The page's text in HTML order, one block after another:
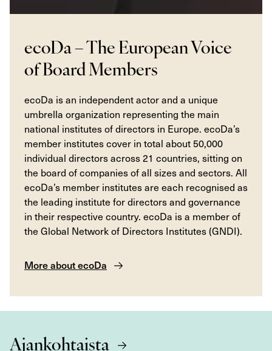
ecoDa – The European Voice
of Board Members
ecoDa is an independent actor and a unique
umbrella organization representing the main
national institutes of directors in Europe. ecoDa’s
member institutes cover in total about 50,000
individual directors across 21 countries, sitting on
the board of companies of all sizes and sectors. All
ecoDa’s member institutes are each recognised as
the leading institute for directors and governance
in their respective country. ecoDa is a member of
the Global Network of Directors Institutes (GNDI).
More about ecoDa
Ajankohtaista